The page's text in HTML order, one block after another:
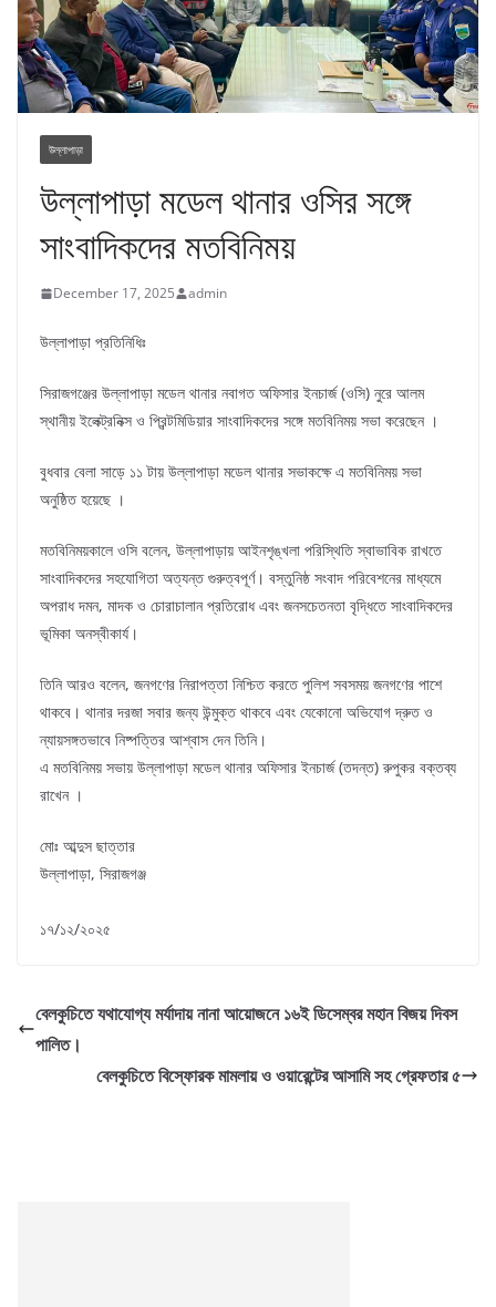
উল্লাপাড়া
উল্লাপাড়া মডেল থানার ওসির সঙ্গে
সাংবাদিকদের মতবিনিময়
December 17, 2025 admin
উল্লাপাড়া প্রতিনিধিঃ
সিরাজগঞ্জের উল্লাপাড়া মডেল থানার নবাগত অফিসার ইনচার্জ (ওসি) নুরে আলম
স্থানীয় ইলেক্ট্রনিক্স ও প্রিন্টমিডিয়ার সাংবাদিকদের সঙ্গে মতবিনিময় সভা করেছেন ।
বুধবার বেলা সাড়ে ১১ টায় উল্লাপাড়া মডেল থানার সভাকক্ষে এ মতবিনিময় সভা
অনুষ্ঠিত হয়েছে ।
মতবিনিময়কালে ওসি বলেন, উল্লাপাড়ায় আইনশৃঙ্খলা পরিস্থিতি স্বাভাবিক রাখতে
সাংবাদিকদের সহযোগিতা অত্যন্ত গুরুত্বপূর্ণ। বস্তুনিষ্ঠ সংবাদ পরিবেশনের মাধ্যমে
অপরাধ দমন, মাদক ও চোরাচালান প্রতিরোধ এবং জনসচেতনতা বৃদ্ধিতে সাংবাদিকদের
ভূমিকা অনস্বীকার্য।
তিনি আরও বলেন, জনগণের নিরাপত্তা নিশ্চিত করতে পুলিশ সবসময় জনগণের পাশে
থাকবে। থানার দরজা সবার জন্য উন্মুক্ত থাকবে এবং যেকোনো অভিযোগ দ্রুত ও
ন্যায়সঙ্গতভাবে নিষ্পত্তির আশ্বাস দেন তিনি।
এ মতবিনিময় সভায় উল্লাপাড়া মডেল থানার অফিসার ইনচার্জ (তদন্ত) রুপুকর বক্তব্য
রাখেন ।
মোঃ আব্দুস ছাত্তার
উল্লাপাড়া, সিরাজগঞ্জ
১৭/১২/২০২৫
বেলকুচিতে যথাযোগ্য মর্যাদায় নানা আয়োজনে ১৬ই ডিসেম্বর মহান বিজয় দিবস
পালিত।
বেলকুচিতে বিস্ফোরক মামলায় ও ওয়ারেন্টের আসামি সহ গ্রেফতার ৫